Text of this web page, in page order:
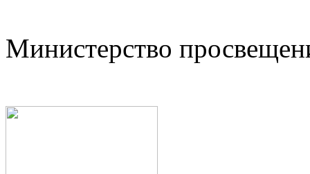
Министерство